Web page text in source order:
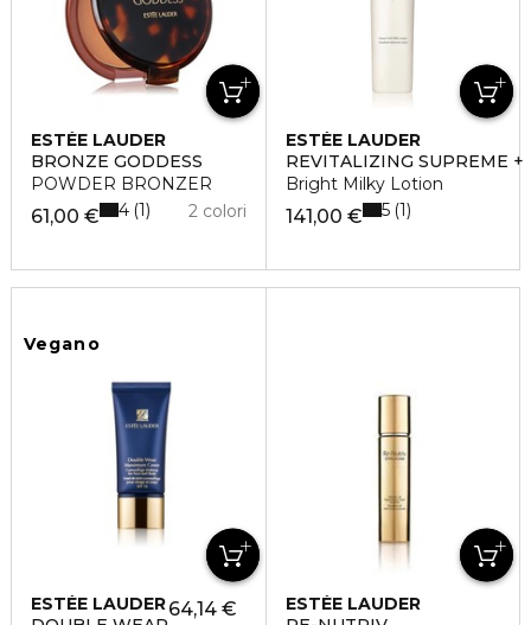
ESTÉE LAUDER
BRONZE GODDESS
POWDER BRONZER
61,00 € 2 colori
4 1
ESTÉE LAUDER
REVITALIZING SUPREME +
Bright Milky Lotion
141,00 € 5 1
Vegano
ESTÉE LAUDER64,14 €
ESTÉE LAUDER